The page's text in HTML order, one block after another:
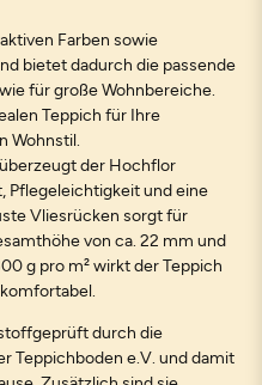
Farben sowie
bietet dadurch die passende
für große Wohnbereiche.
Teppich für Ihre
Wohnstil.
der Hochflor
Pflegeleichtigkeit und eine
Vliesrücken sorgt für
von ca. 22 mm und
g pro m² wirkt der Teppich
durch die
Teppichboden e.V. und damit